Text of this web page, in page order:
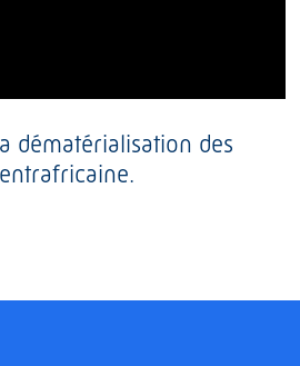
dématérialisation des